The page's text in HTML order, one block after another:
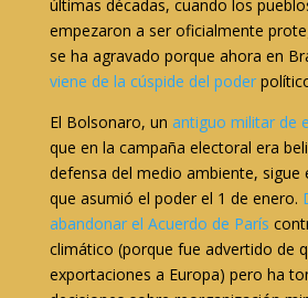
últimas décadas, cuando los
empezaron a ser oficialmente
se ha agravado porque ahora en
viene de la cúspide del poder
El Bolsonaro, un antiguo militar de
que en la campaña electoral era
defensa del medio ambiente, sigue
que asumió el poder el 1 de enero.
abandonar el Acuerdo de París
climático (porque fue advertido de
exportaciones a Europa) pero ha